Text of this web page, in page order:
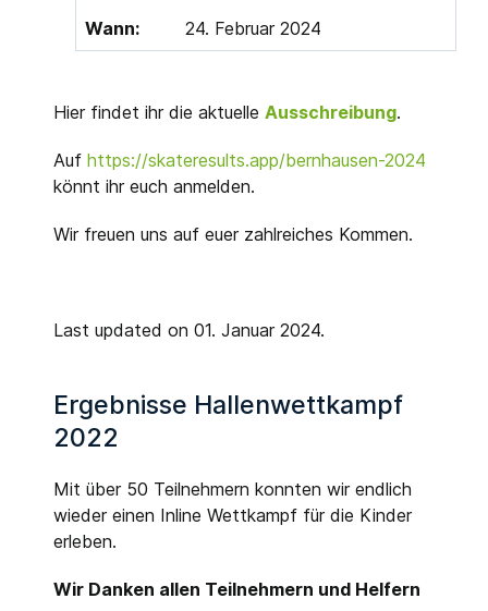
Wann:
24. Februar 2024
Hier findet ihr die aktuelle Ausschreibung.
Auf https://skateresults.app/bernhausen-2024
könnt ihr euch anmelden.
Wir freuen uns auf euer zahlreiches Kommen.
Last updated on 01. Januar 2024.
Ergebnisse Hallenwettkampf
2022
Mit über 50 Teilnehmern konnten wir endlich
wieder einen Inline Wettkampf für die Kinder
erleben.
Wir Danken allen Teilnehmern und Helfern